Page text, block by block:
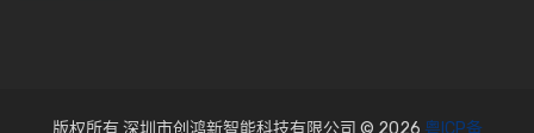
版权所有 深圳市创鸿新智能科技有限公司 © 2026 粤ICP备